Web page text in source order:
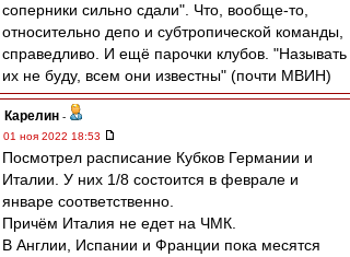
соперники сильно сдали". Что, вообще-то,
относительно депо и субтропической команды,
справедливо. И ещё парочки клубов. "Называть
их не буду, всем они известны" (почти МВИН)
Карелин -
01 ноя 2022 18:53
Посмотрел расписание Кубков Германии и
Италии. У них 1/8 состоится в феврале и
январе соответственно.
Причём Италия не едет на ЧМК.
В Англии, Испании и Франции пока месятся